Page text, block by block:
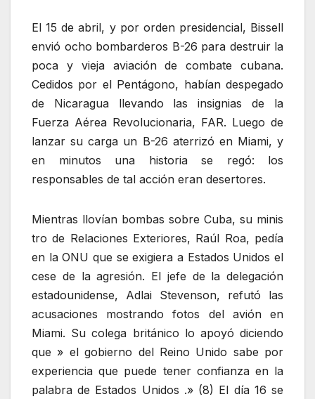
El 15 de abril, y por orden presidencial, Bissell
envió ocho bombarderos B-26 para destruir la
poca y vieja aviación de combate cubana.
Cedidos por el Pentágono, habían despegado
de Nicaragua llevando las insignias de la
Fuerza Aérea Revolucionaria, FAR. Luego de
lanzar su carga un B-26 aterrizó en Miami, y
en minutos una historia se regó: los
responsables de tal acción eran desertores.
Mientras llovían bombas sobre Cuba, su minis
tro de Relaciones Exteriores, Raúl Roa, pedía
en la ONU que se exigiera a Estados Unidos el
cese de la agresión. El jefe de la delegación
estadounidense, Adlai Stevenson, refutó las
acusaciones mostrando fotos del avión en
Miami. Su colega británico lo apoyó diciendo
que » el gobierno del Reino Unido sabe por
experiencia que puede tener confianza en la
palabra de Estados Unidos .» (8) El día 16 se